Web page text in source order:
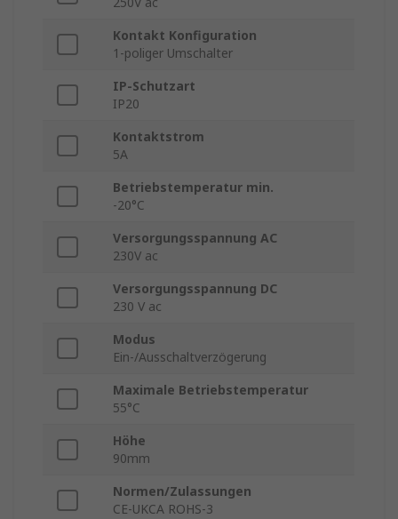
Kontakt Konfiguration
1-poliger Umschalter
IP-Schutzart
IP20
Kontaktstrom
5A
Betriebstemperatur min.
-20°C
Versorgungsspannung AC
230V ac
Versorgungsspannung DC
230 V ac
Modus
Ein-/Ausschaltverzögerung
Maximale Betriebstemperatur
55°C
Höhe
90mm
Normen/Zulassungen
CE-UKCA ROHS-3